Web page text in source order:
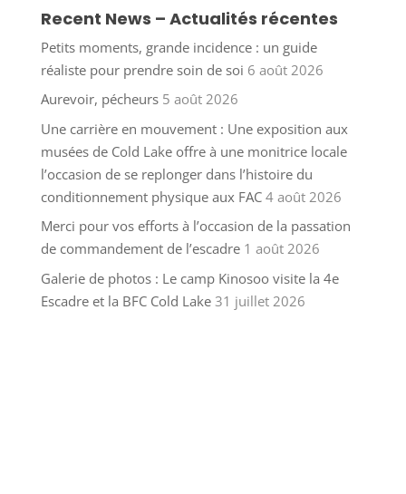
Recent News – Actualités récentes
Petits moments, grande incidence : un guide
réaliste pour prendre soin de soi 6 août 2026
Aurevoir, pécheurs 5 août 2026
Une carrière en mouvement : Une exposition aux
musées de Cold Lake offre à une monitrice locale
l’occasion de se replonger dans l’histoire du
conditionnement physique aux FAC 4 août 2026
Merci pour vos efforts à l’occasion de la passation
de commandement de l’escadre 1 août 2026
Galerie de photos : Le camp Kinosoo visite la 4e
Escadre et la BFC Cold Lake 31 juillet 2026